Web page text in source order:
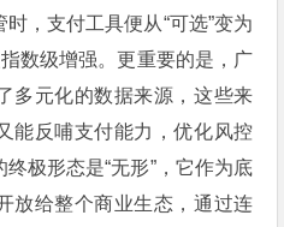
，支付工具便从“可选”变为
数级增强。更重要的是，广
多元化的数据来源，这些来
能反哺支付能力，优化风控
极形态是“无形”，它作为底
放给整个商业生态，通过连